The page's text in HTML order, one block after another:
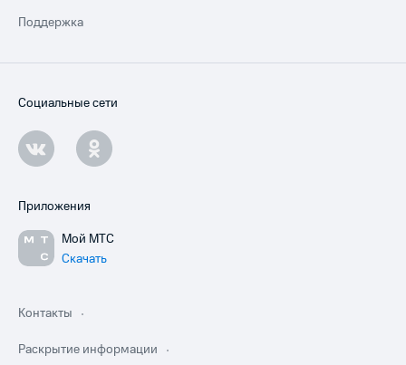
Поддержка
Социальные сети
Приложения
Мой МТС
Скачать
Контакты
Раскрытие информации